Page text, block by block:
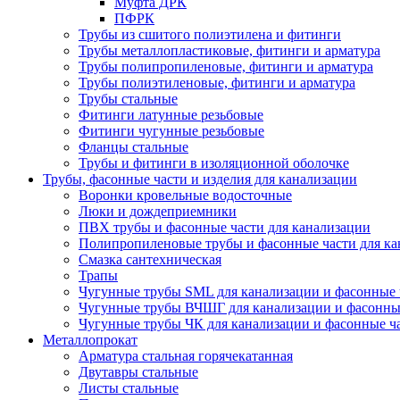
ПФРК
Трубы из сшитого полиэтилена и фитинги
Трубы металлопластиковые, фитинги и арматура
Трубы полипропиленовые, фитинги и арматура
Трубы полиэтиленовые, фитинги и арматура
Трубы стальные
Фитинги латунные резьбовые
Фитинги чугунные резьбовые
Фланцы стальные
Трубы и фитинги в изоляционной оболочке
Трубы, фасонные части и изделия для канализации
Воронки кровельные водосточные
Люки и дождеприемники
ПВХ трубы и фасонные части для канализации
Полипропиленовые трубы и фасонные части для
Смазка сантехническая
Трапы
Чугунные трубы SML для канализации и фасонные
Чугунные трубы ВЧШГ для канализации и
Чугунные трубы ЧК для канализации и фасонные
Металлопрокат
Арматура стальная горячекатанная
Двутавры стальные
Листы стальные